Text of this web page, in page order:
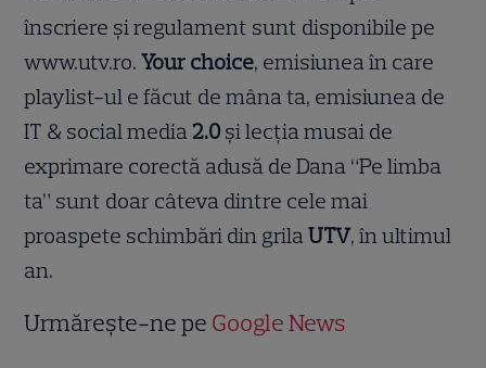
înscriere și regulament sunt disponibile pe
www.utv.ro. Your choice, emisiunea în care
playlist-ul e făcut de mâna ta, emisiunea de
IT & social media 2.0 și lecția musai de
exprimare corectă adusă de Dana “Pe limba
ta” sunt doar câteva dintre cele mai
proaspete schimbări din grilaUTV, în ultimul
an.
Urmărește-ne pe Google News